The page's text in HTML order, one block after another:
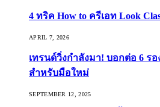
4 ทริค How to ครีเอท Look
APRIL 7, 2026
เทรนด์วิ่งกำลังมา! บอกต่อ 6 ร
สำหรับมือใหม่
SEPTEMBER 12, 2025